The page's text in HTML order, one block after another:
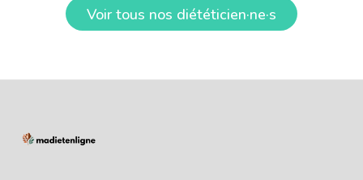
Voir tous nos diététicien·ne·s